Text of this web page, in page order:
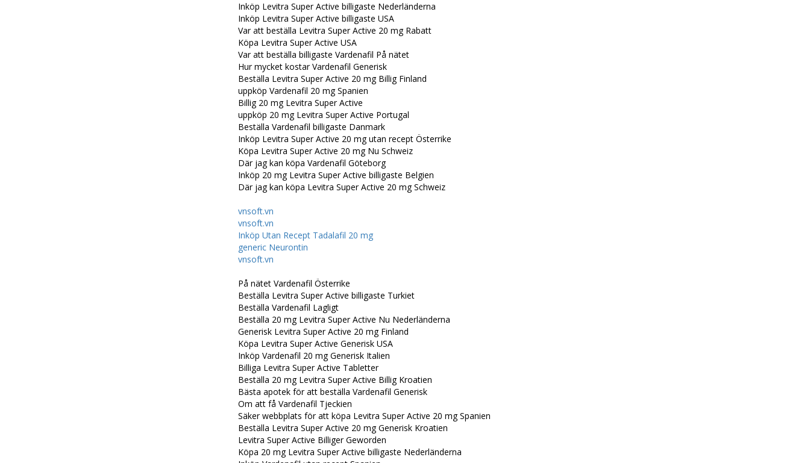
Inköp Levitra Super Active billigaste Nederländerna
Inköp Levitra Super Active billigaste USA
Var att beställa Levitra Super Active 20 mg Rabatt
Köpa Levitra Super Active USA
Var att beställa billigaste Vardenafil På nätet
Hur mycket kostar Vardenafil Generisk
Beställa Levitra Super Active 20 mg Billig Finland
uppköp Vardenafil 20 mg Spanien
Billig 20 mg Levitra Super Active
uppköp 20 mg Levitra Super Active Portugal
Beställa Vardenafil billigaste Danmark
Inköp Levitra Super Active 20 mg utan recept Österrike
Köpa Levitra Super Active 20 mg Nu Schweiz
Där jag kan köpa Vardenafil Göteborg
Inköp 20 mg Levitra Super Active billigaste Belgien
Där jag kan köpa Levitra Super Active 20 mg Schweiz
vnsoft.vn
vnsoft.vn
Inköp Utan Recept Tadalafil 20 mg
generic Neurontin
vnsoft.vn
På nätet Vardenafil Österrike
Beställa Levitra Super Active billigaste Turkiet
Beställa Vardenafil Lagligt
Beställa 20 mg Levitra Super Active Nu Nederländerna
Generisk Levitra Super Active 20 mg Finland
Köpa Levitra Super Active Generisk USA
Inköp Vardenafil 20 mg Generisk Italien
Billiga Levitra Super Active Tabletter
Beställa 20 mg Levitra Super Active Billig Kroatien
Bästa apotek för att beställa Vardenafil Generisk
Om att få Vardenafil Tjeckien
Säker webbplats för att köpa Levitra Super Active 20 mg Spanien
Beställa Levitra Super Active 20 mg Generisk Kroatien
Levitra Super Active Billiger Geworden
Köpa 20 mg Levitra Super Active billigaste Nederländerna